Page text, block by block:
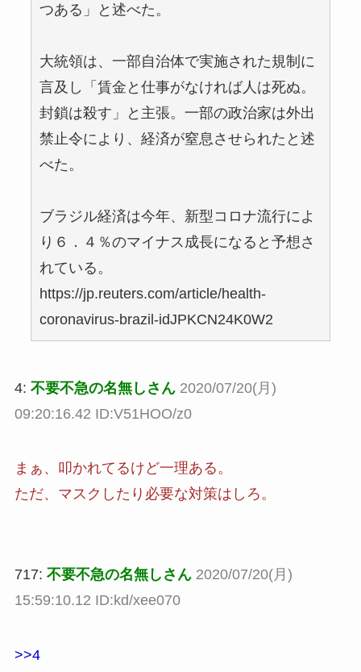
つある」と述べた。
大統領は、一部自治体で実施された規制に
言及し「賃金と仕事がなければ人は死ぬ。
封鎖は殺す」と主張。一部の政治家は外出
禁止令により、経済が窒息させられたと述
べた。
ブラジル経済は今年、新型コロナ流行によ
り６．４％のマイナス成長になると予想さ
れている。
https://jp.reuters.com/article/health-
coronavirus-brazil-idJPKCN24K0W2
4: 不要不急の名無しさん 2020/07/20(月)
09:20:16.42 ID:V51HOO/z0
まぁ、叩かれてるけど一理ある。
ただ、マスクしたり必要な対策はしろ。
717: 不要不急の名無しさん 2020/07/20(月)
15:59:10.12 ID:kd/xee070
>>4